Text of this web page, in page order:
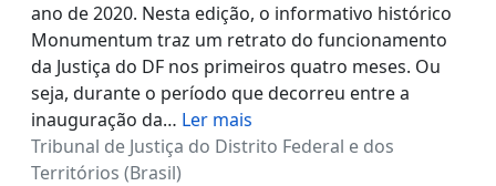
ano de 2020. Nesta edição, o informativo histórico
Monumentum traz um retrato do funcionamento
da Justiça do DF nos primeiros quatro meses. Ou
seja, durante o período que decorreu entre a
inauguração da… Ler mais
Tribunal de Justiça do Distrito Federal e dos
Territórios (Brasil)